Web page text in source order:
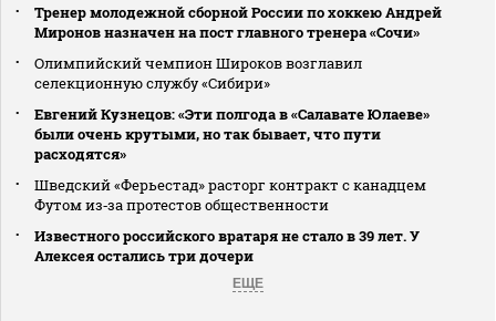
Тренер молодежной сборной России по хоккею Андрей
Миронов назначен на пост главного тренера «Сочи»
Олимпийский чемпион Широков возглавил
селекционную службу «Сибири»
Евгений Кузнецов: «Эти полгода в «Салавате Юлаеве»
были очень крутыми, но так бывает, что пути
расходятся»
Шведский «Ферьестад» расторг контракт с канадцем
Футом из‑за протестов общественности
Известного российского вратаря не стало в 39 лет. У
Алексея остались три дочери
ЕЩЕ